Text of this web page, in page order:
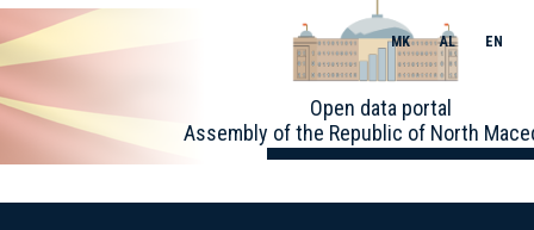
Open data portal
Assembly of the Republic of North
MK AL EN